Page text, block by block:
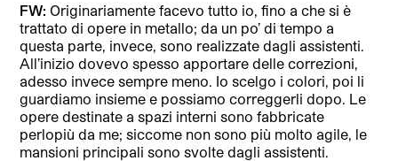
FW: Originariamente facevo tutto io, fino a che si è
trattato di opere in metallo; da un po’ di tempo a
questa parte, invece, sono realizzate dagli assistenti.
All’inizio dovevo spesso apportare delle correzioni,
adesso invece sempre meno. Io scelgo i colori, poi li
guardiamo insieme e possiamo correggerli dopo. Le
opere destinate a spazi interni sono fabbricate
perlopiù da me; siccome non sono più molto agile, le
mansioni principali sono svolte dagli assistenti.